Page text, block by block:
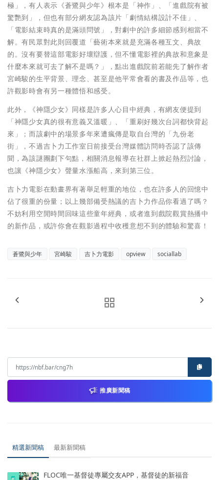
極」，有人表示《蒼鷺與少年》根本是「神作」、「進戲院有被
驚艷到」，但也有部分網友認為該片「劇情結構設計不佳」、
「電影結束時真的是滿頭問號」，對劇中的許多細節感到相當不
解。有民眾對此則回覆道「藝術本來就是充滿各種互文、典故
的。沒有要替這部電影好壞辯護，但不懂電影裡的典故和意象是
什麼本來就可去了解不是嗎？」，點出進戲院前若能先了解作者
宮崎駿的生平背景、理念、甚至是他平常會看的書及作品等，也
許觀影時會有另一種體悟和感受。
此外，《神隱少女》同樣是許多人心目中經典，有網友便提到
「神隱少女真的很有意義又溫暖」、「重刷好幾次台詞都快背起
來」；而該劇中的場景多年來遭瘋傳是取自台灣的「九份老
街」，不過吉卜力工作室日前接受台灣媒體訪問時否認了該傳
聞，為該謎團劃下句點，相關消息報導在社群上掀起熱烈討論，
也讓《神隱少女》聲量水漲船高，來到第三位。
吉卜力電影在動畫界有著舉足輕重的地位，也在許多人的回憶中
佔了很重的份量；以上幾部備受熱議的吉卜力作品你看過了嗎？
不妨利用空閒時間回味這些童年經典，或者進到戲院觀賞熱播中
的新作品，或許你會在觀影過程中收穫意想不到的體驗和驚喜！
蒼鷺與少年 宮崎駿 吉卜力電影 opview sociallab
推廣新聞稿
精選新聞稿 最新新聞稿
FLOC唯一基督徒專屬交友APP，基督徒的新福音